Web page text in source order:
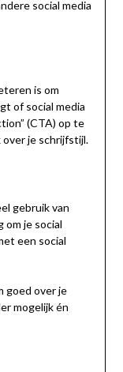
social media
is om
of social media
(CTA) op te
over je schrijfstijl.
gebruik van
om je social
een social
goed over je
mogelijk én